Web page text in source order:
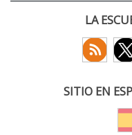
LA
SITIO EN